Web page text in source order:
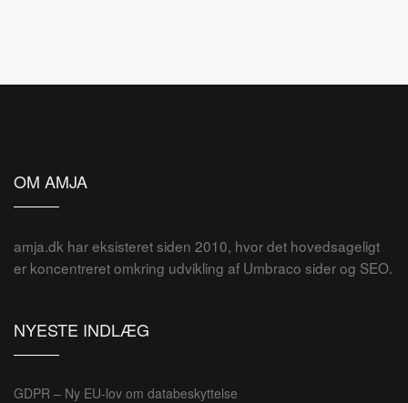
OM AMJA
amja.dk har eksisteret siden 2010, hvor det hovedsageligt
er koncentreret omkring udvikling af Umbraco sider og SEO.
NYESTE INDLÆG
GDPR – Ny EU-lov om databeskyttelse